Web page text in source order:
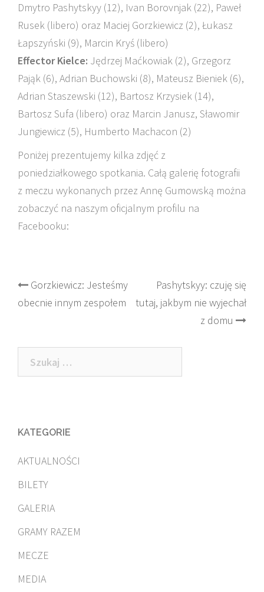
Dmytro Pashytskyy (12), Ivan Borovnjak (22), Paweł
Rusek (libero) oraz Maciej Gorzkiewicz (2), Łukasz
Łapszyński (9), Marcin Kryś (libero)
Effector Kielce: Jędrzej Maćkowiak (2), Grzegorz
Pająk (6), Adrian Buchowski (8), Mateusz Bieniek (6),
Adrian Staszewski (12), Bartosz Krzysiek (14),
Bartosz Sufa (libero) oraz Marcin Janusz, Sławomir
Jungiewicz (5), Humberto Machacon (2)
Poniżej prezentujemy kilka zdjęć z
poniedziałkowego spotkania. Całą galerię fotografii
z meczu wykonanych przez Annę Gumowską można
zobaczyć na naszym oficjalnym profilu na
Facebooku:
Post
navigation
Gorzkiewicz: Jesteśmy
obecnie innym zespołem
Pashytskyy: czuję się
tutaj, jakbym nie wyjechał
z domu
Szukaj:
KATEGORIE
AKTUALNOŚCI
BILETY
GALERIA
GRAMY RAZEM
MECZE
MEDIA